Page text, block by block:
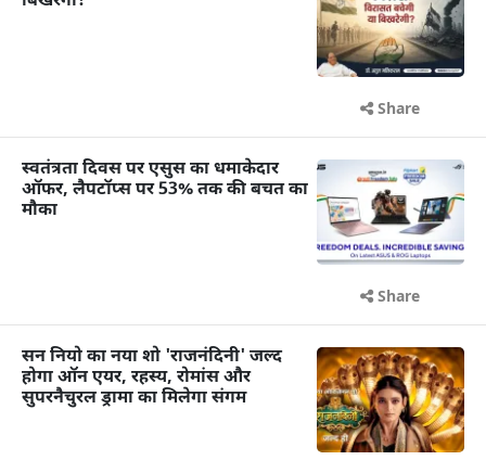
Share
स्वतंत्रता दिवस पर एसुस का धमाकेदार
ऑफर, लैपटॉप्स पर 53% तक की बचत का
मौका
Share
सन नियो का नया शो 'राजनंदिनी' जल्द
होगा ऑन एयर, रहस्य, रोमांस और
सुपरनैचुरल ड्रामा का मिलेगा संगम